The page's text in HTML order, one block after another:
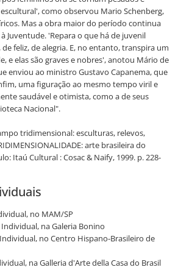
como observou Mario Schenberg,
Mas a obra maior do período continua
Juventude. 'Repara o que há de juvenil
feliz, de alegria. E, no entanto, transpira um
e elas são graves e nobres', anotou Mário de
enviou ao ministro Gustavo Capanema, que
uma figuração ao mesmo tempo viril e
saudável e otimista, como a de seus
Nacional".
tridimensional: esculturas, relevos,
arte brasileira do
Itaú Cultural : Cosac & Naify, 1999. p. 228-
no MAM/SP
Individual, na Galeria Bonino
no Centro Hispano-Brasileiro de
na Galleria d'Arte della Casa do Brasil